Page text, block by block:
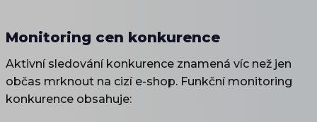
Monitoring cen konkurence
Aktivní sledování konkurence znamená víc než jen
občas mrknout na cizí e-shop. Funkční monitoring
konkurence obsahuje: